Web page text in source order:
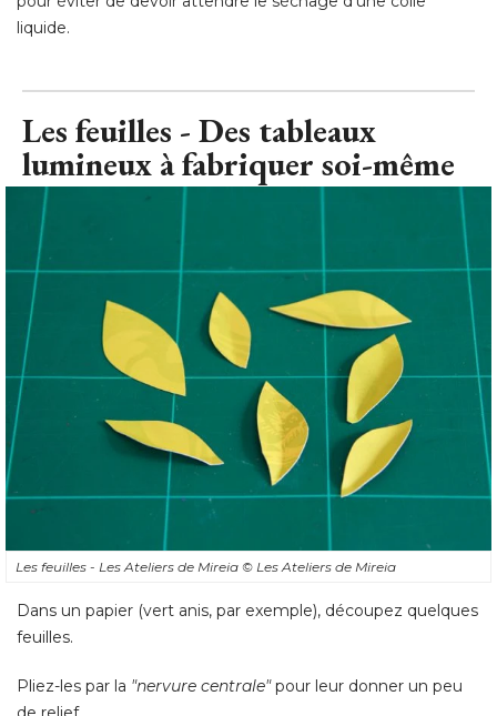
Les feuilles - Des tableaux
Les feuilles - Les Ateliers de Mireia © Les Ateliers de Mireia
Dans un papier (vert anis, par exemple), découpez quelques
de relief.